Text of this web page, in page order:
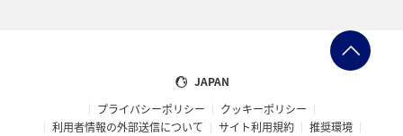
JAPAN
プライバシーポリシー
クッキーポリシー
利用者情報の外部送信について
サイト利用規約
推奨環境